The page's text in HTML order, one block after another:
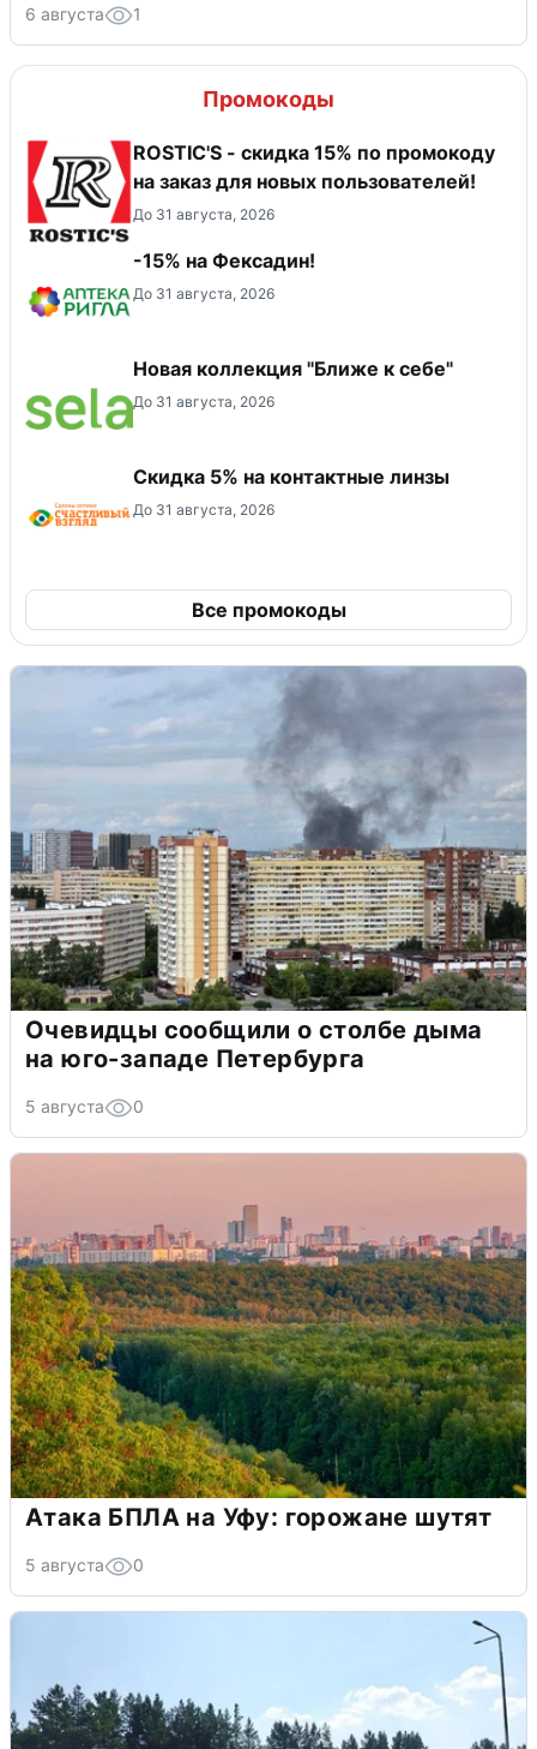
6 августа 1
Промокоды
ROSTIC'S - скидка 15% по промокоду
на заказ для новых пользователей!
До 31 августа, 2026
-15% на Фексадин!
До 31 августа, 2026
Новая коллекция "Ближе к себе"
До 31 августа, 2026
Скидка 5% на контактные линзы
До 31 августа, 2026
Все промокоды
Очевидцы сообщили о столбе дыма
на юго-западе Петербурга
5 августа 0
Атака БПЛА на Уфу: горожане шутят
5 августа 0